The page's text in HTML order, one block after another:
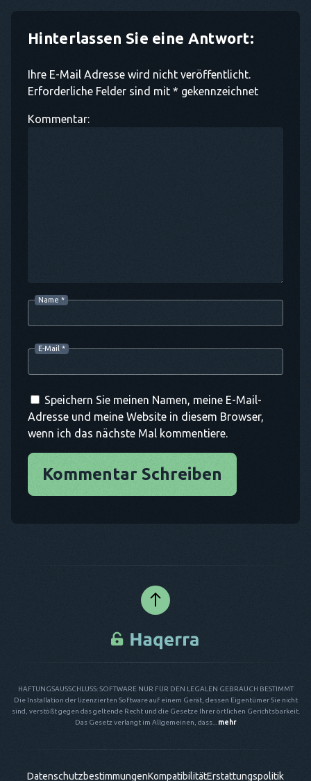
Hinterlassen Sie eine Antwort:
Ihre E-Mail Adresse wird nicht veröffentlicht.
Erforderliche Felder sind mit * gekennzeichnet
Kommentar:
Name *
E-Mail *
Speichern Sie meinen Namen, meine E-Mail-
Adresse und meine Website in diesem Browser,
wenn ich das nächste Mal kommentiere.
Kommentar Schreiben
HAFTUNGSAUSSCHLUSS: SOFTWARE NUR FÜR DEN LEGALEN GEBRAUCH BESTIMMT
Die Installation der lizenzierten Software auf einem Gerät, dessen Eigentümer Sie nicht
sind, verstößt gegen das geltende Recht und die Gesetze Ihrer örtlichen Gerichtsbarkeit.
Das Gesetz verlangt im Allgemeinen, dass...
mehr
DatenschutzbestimmungenKompatibilitätErstattungspolitik